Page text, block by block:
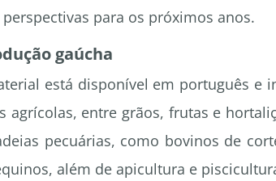
para os próximos anos.
gaúcha
está disponível em português e
agrícolas, entre grãos, frutas e
pecuárias, como bovinos de
além de apicultura e